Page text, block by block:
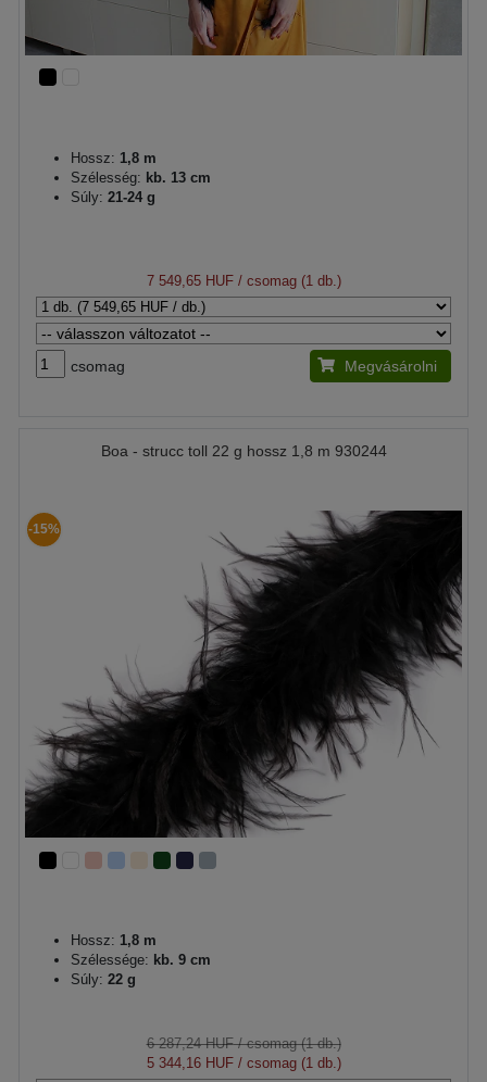
Hossz: 1,8 m
Szélesség: kb. 13 cm
Súly: 21-24 g
7 549,65 HUF/ csomag (1 db.)
csomag Megvásárolni
Boa - strucc toll 22 g hossz 1,8 m 930244
-15%
Hossz: 1,8 m
Szélessége: kb. 9 cm
Súly: 22 g
6 287,24 HUF/ csomag (1 db.)
5 344,16 HUF/ csomag (1 db.)